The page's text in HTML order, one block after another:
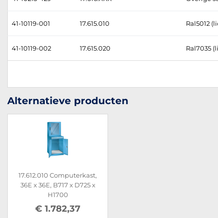
41-10119-001 17.615.010 Ral5012
41-10119-002 17.615.020 Ral7035
Alternatieve producten
17.612.010 Computerkast,
36E x 36E, B717 x D725 x
H1700
€ 1.782,37